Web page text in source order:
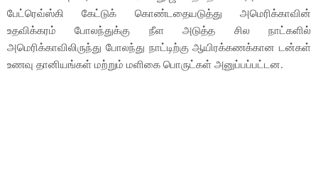
பேட்ரெவ்ஸ்கி கேட்டுக் கொண்டதையடுத்து அமெரிக்காவின்
உதவிக்கரம் போலந்துக்கு நீள அடுத்த சில நாட்களில்
அமெரிக்காவிலிருந்து போலந்து நாட்டிற்கு ஆயிரக்கணக்கான டன்கள்
உணவு தானியங்கள் மற்றும் மளிகை பொருட்கள் அனுப்பப்பட்டன.